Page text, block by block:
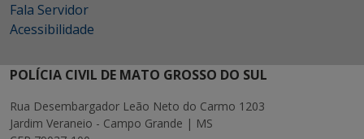
Fala Servidor
Acessibilidade
POLÍCIA CIVIL DE MATO GROSSO DO SUL
Rua Desembargador Leão Neto do Carmo 1203
Jardim Veraneio - Campo Grande | MS